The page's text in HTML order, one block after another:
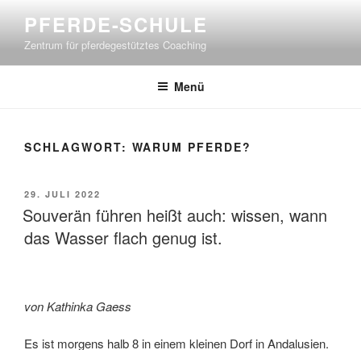
springen
PFERDE-SCHULE
Zentrum für pferdegestütztes Coaching
Menü
SCHLAGWORT: WARUM PFERDE?
VERÖFFENTLICHT
AM
29. JULI 2022
Souverän führen heißt auch: wissen, wann
das Wasser flach genug ist.
von Kathinka Gaess
Es ist morgens halb 8 in einem kleinen Dorf in Andalusien.